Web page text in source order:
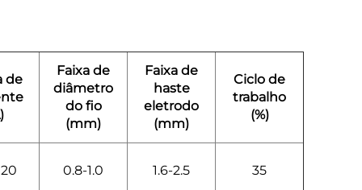
de
Faixa de
diâmetro
do fio
(mm)
Faixa de
haste
eletrodo
(mm)
Ciclo de
trabalho
(%)
0.8-1.0 1.6-2.5 35